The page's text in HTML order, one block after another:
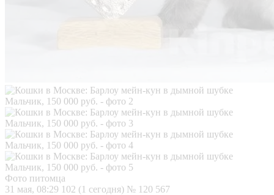
Фото питомца
31 мая, 08:29 102 (1 сегодня) № 120 567